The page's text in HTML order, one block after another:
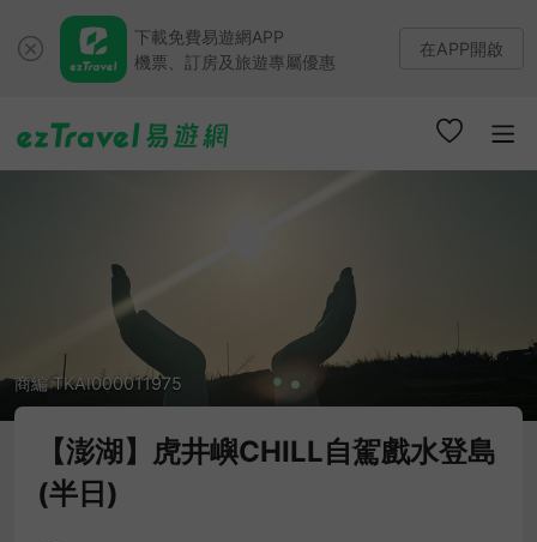
下載免費易遊網APP
機票、訂房及旅遊專屬優惠
在APP開啟
商編 TKAI000011975
【澎湖】虎井嶼CHILL自駕戲水登島
(半日)